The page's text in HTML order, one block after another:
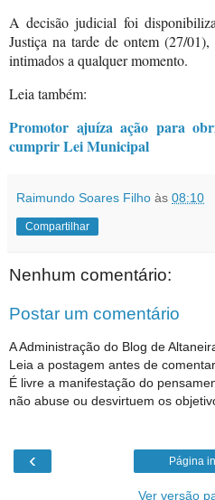
A decisão judicial foi
Justiça na tarde de ontem (27/
intimados a qualquer momento.
Leia também:
Promotor ajuíza ação para
cumprir Lei Municipal
Raimundo Soares Filho às 08:10
Compartilhar
Nenhum comentário:
Postar um comentário
A Administração do Blog de
Leia a postagem antes de
É livre a manifestação do
não abuse ou desvirtuem os
‹ Página
Ver versão